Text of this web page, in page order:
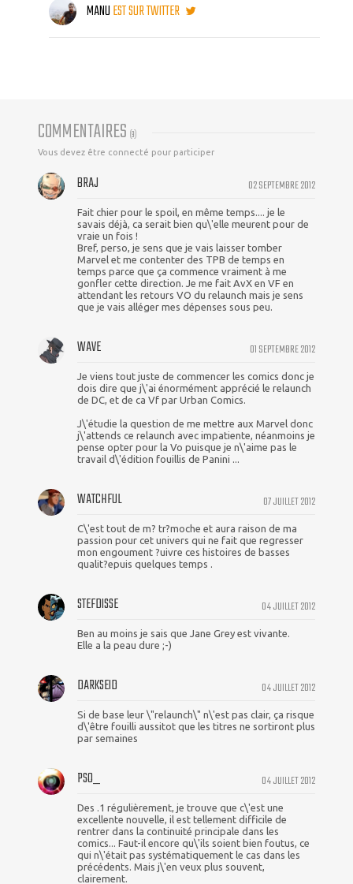
MANUEST SUR TWITTER
COMMENTAIRES (9)
Vous devez être connecté pour participer
02 SEPTEMBRE 2012
BRAJ
Fait chier pour le spoil, en même temps.... je le
savais déjà, ca serait bien qu\'elle meurent pour de
vraie un fois !
Bref, perso, je sens que je vais laisser tomber
Marvel et me contenter des TPB de temps en
temps parce que ça commence vraiment à me
gonfler cette direction. Je me fait AvX en VF en
attendant les retours VO du relaunch mais je sens
que je vais alléger mes dépenses sous peu.
01 SEPTEMBRE 2012
WAVE
Je viens tout juste de commencer les comics donc je
dois dire que j\'ai énormément apprécié le relaunch
de DC, et de ca Vf par Urban Comics.
J\'étudie la question de me mettre aux Marvel donc
j\'attends ce relaunch avec impatiente, néanmoins je
pense opter pour la Vo puisque je n\'aime pas le
travail d\'édition fouillis de Panini ...
07 JUILLET 2012
WATCHFUL
C\'est tout de m? tr?moche et aura raison de ma
passion pour cet univers qui ne fait que regresser
mon engoument ?uivre ces histoires de basses
qualit?epuis quelques temps .
04 JUILLET 2012
STEFDISSE
Ben au moins je sais que Jane Grey est vivante.
Elle a la peau dure ;-)
04 JUILLET 2012
DARKSEID
Si de base leur \"relaunch\" n\'est pas clair, ça risque
d\'être fouilli aussitot que les titres ne sortiront plus
par semaines
04 JUILLET 2012
PSO_
Des .1 régulièrement, je trouve que c\'est une
excellente nouvelle, il est tellement difficile de
rentrer dans la continuité principale dans les
comics... Faut-il encore qu\'ils soient bien foutus, ce
qui n\'était pas systématiquement le cas dans les
précédents. Mais j\'en veux plus souvent,
clairement.